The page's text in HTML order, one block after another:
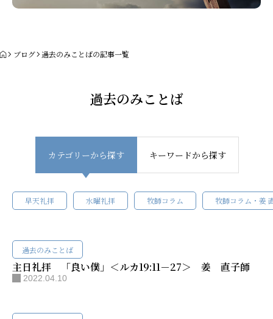
お知らせ・ミッションダイアリー
ブログ 過去のみことばの記事一覧
過去のみことば
カテゴリーから探す キーワードから探す
早天礼拝 水曜礼拝 牧師コラム 牧師コラム・姜
過去のみことば
主日礼拝 「良い僕」＜ルカ19:11－27＞ 姜 直子師
2022.04.10